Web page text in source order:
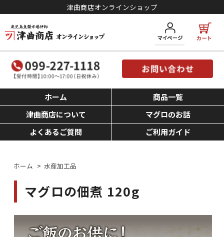
津曲商店オンラインショップ
ホーム
商品一覧
津曲商店について
マグロのお話
よくあるご質問
ご利用ガイド
ホーム > 水産加工品
マグロの佃煮 120g